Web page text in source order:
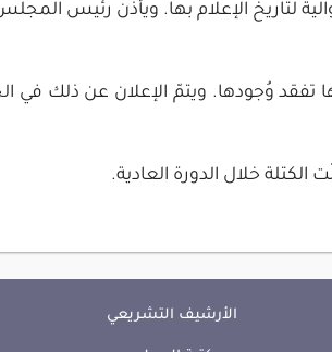
لتاريخ الإعلام بها. ويأذن رئيس
تفقد وُجودها. ويتمّ الإعلان عن ذلك
خلال الدورة العادية.
الأرشيف التشريعي